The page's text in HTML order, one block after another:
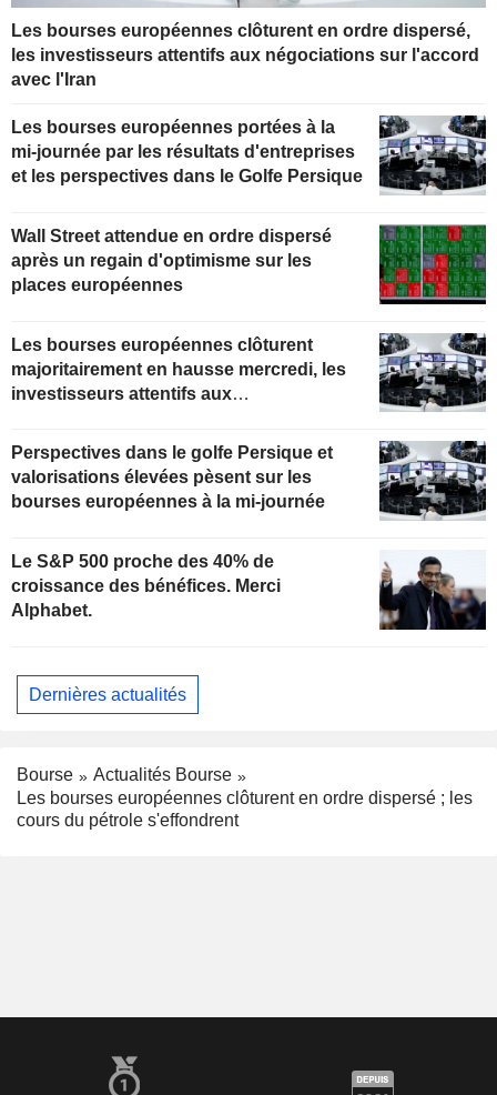
Les bourses européennes clôturent en ordre dispersé,
les investisseurs attentifs aux négociations sur l'accord
avec l'Iran
Les bourses européennes portées à la
mi-journée par les résultats d'entreprises
et les perspectives dans le Golfe Persique
Wall Street attendue en ordre dispersé
après un regain d'optimisme sur les
places européennes
Les bourses européennes clôturent
majoritairement en hausse mercredi, les
investisseurs attentifs aux
Perspectives dans le golfe Persique et
valorisations élevées pèsent sur les
bourses européennes à la mi-journée
Le S&P 500 proche des 40% de
croissance des bénéfices. Merci
Alphabet.
Dernières actualités
Bourse
Actualités Bourse
Les bourses européennes clôturent en ordre dispersé ; les
cours du pétrole s'effondrent